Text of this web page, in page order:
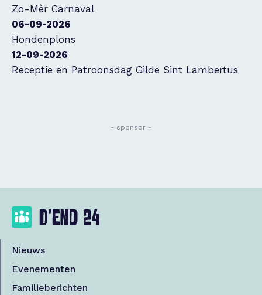
Zo-Mèr Carnaval
06-09-2026
Hondenplons
12-09-2026
Receptie en Patroonsdag Gilde Sint Lambertus
- sponsor -
Nieuws
Evenementen
Familieberichten